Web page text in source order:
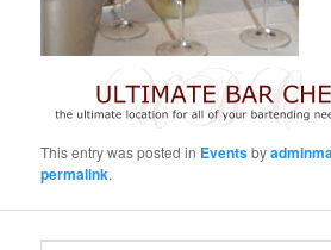
This entry was posted in Eventsby
permalink.